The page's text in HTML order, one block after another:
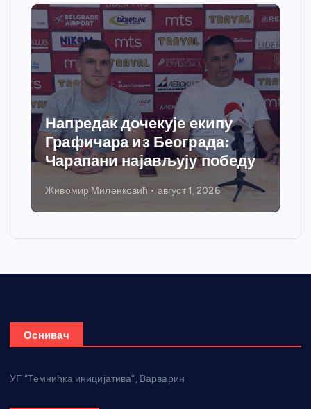
Спортски центар “Ћићевац”
добија савремени систем
грејања
Никола Петровић јул 31, 2026
Оснивач
УГ “Темнићка иницијатива”, Варварин